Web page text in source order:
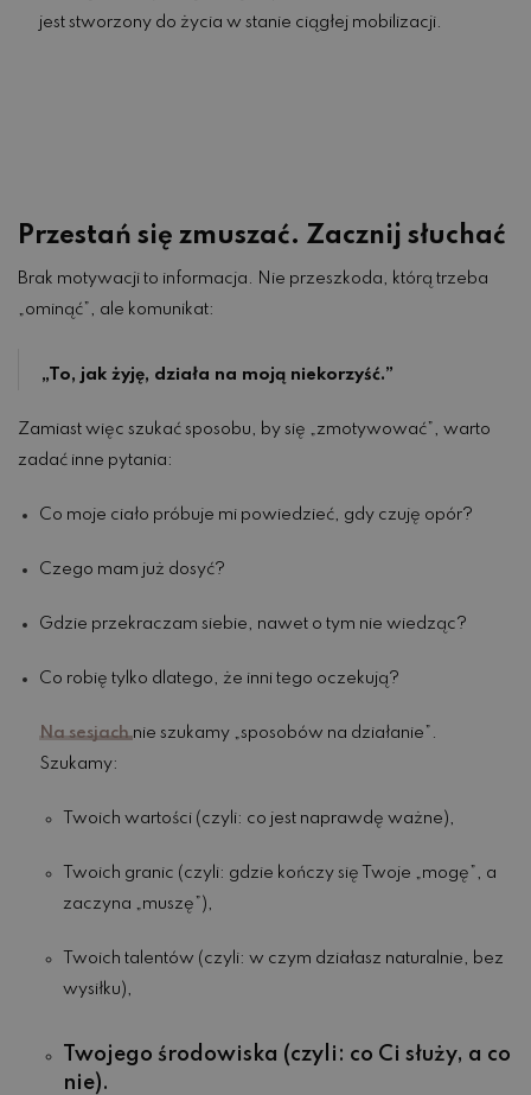
jest stworzony do życia w stanie ciągłej mobilizacji.
Przestań się zmuszać. Zacznij słuchać
Brak motywacji to informacja. Nie przeszkoda, którą trzeba
„ominąć”, ale komunikat:
„To, jak żyję, działa na moją niekorzyść.”
Zamiast więc szukać sposobu, by się „zmotywować”, warto
zadać inne pytania:
Co moje ciało próbuje mi powiedzieć, gdy czuję opór?
Czego mam już dosyć?
Gdzie przekraczam siebie, nawet o tym nie wiedząc?
Co robię tylko dlatego, że inni tego oczekują?
Na sesjachnie szukamy „sposobów na działanie”.
Szukamy:
Twoich wartości (czyli: co jest naprawdę ważne),
Twoich granic (czyli: gdzie kończy się Twoje „mogę”, a
zaczyna „muszę”),
Twoich talentów (czyli: w czym działasz naturalnie, bez
wysiłku),
Twojego środowiska (czyli: co Ci służy, a co
nie).